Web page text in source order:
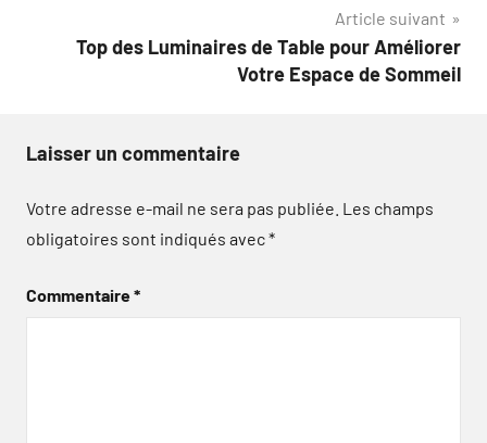
Article suivant
Top des Luminaires de Table pour Améliorer
Votre Espace de Sommeil
Laisser un commentaire
Votre adresse e-mail ne sera pas publiée. Les champs
obligatoires sont indiqués avec*
Commentaire*